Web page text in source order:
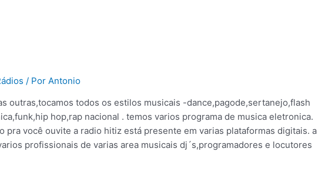
/ Por Antonio
outras,tocamos todos os estilos musicais -dance,pagode,sertanejo,flash
hop,rap nacional . temos varios programa de musica eletronica.
pra você ouvite a radio hitiz está presente em varias plataformas digitais. a
profissionais de varias area musicais dj´s,programadores e locutores